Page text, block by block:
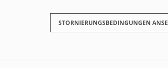
STORNIERUNGSBEDINGUNGEN